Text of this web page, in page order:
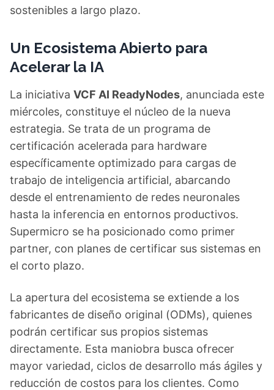
sostenibles a largo plazo.
Un Ecosistema Abierto para
Acelerar la IA
La iniciativa VCF AI ReadyNodes, anunciada este
miércoles, constituye el núcleo de la nueva
estrategia. Se trata de un programa de
certificación acelerada para hardware
específicamente optimizado para cargas de
trabajo de inteligencia artificial, abarcando
desde el entrenamiento de redes neuronales
hasta la inferencia en entornos productivos.
Supermicro se ha posicionado como primer
partner, con planes de certificar sus sistemas en
el corto plazo.
La apertura del ecosistema se extiende a los
fabricantes de diseño original (ODMs), quienes
podrán certificar sus propios sistemas
directamente. Esta maniobra busca ofrecer
mayor variedad, ciclos de desarrollo más ágiles y
reducción de costos para los clientes. Como